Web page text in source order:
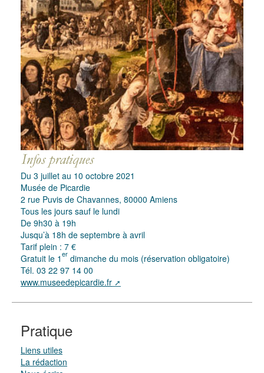
Du 3 juillet au 10 octobre 2021
Musée de Picardie
2 rue Puvis de Chavannes, 80000 Amiens
Tous les jours sauf le lundi
De 9h30 à 19h
Jusqu’à 18h de septembre à avril
Tarif plein : 7 €
Gratuit le 1er dimanche du mois (réservation obligatoire)
Tél. 03 22 97 14 00
www.museedepicardie.fr
Pratique
Liens utiles
La rédaction